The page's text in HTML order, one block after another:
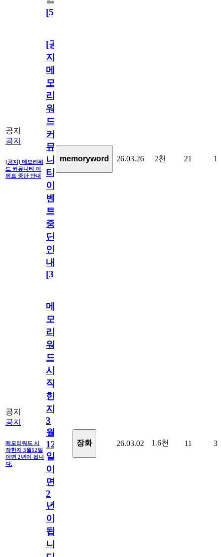
[5]
공지
공지
[공지] 메모리워
드 커뮤니티 이
벤트 중단 안내
[공
지]
메
모
리
워
드
커
뮤
니
티
이
벤
트
중
단
안
내
[31
memoryword 26.03.26 2천 21 1
공지
공지
메모리워드 시
작한지 3월12일
이면 2년이 됩니
다.
메
모
리
워
드
시
작
한
지
3
월
12
일
이
면
2
년
이
됩
니
장화 26.03.02 1.6천 11 3